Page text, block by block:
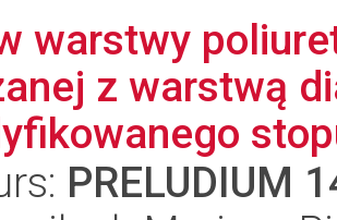
warstwy
z warstwą
PRELUDIUM